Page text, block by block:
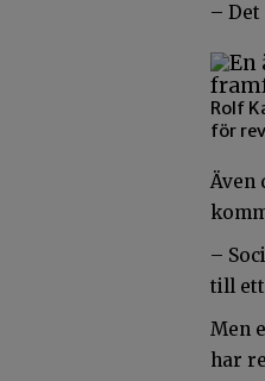
–
Rolf
för
Även
–
till ett
Men
har